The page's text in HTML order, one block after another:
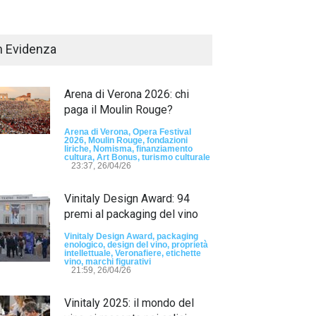
di Fausto Angelo Coppi" il
Internazionale, dedicato a Giovanni
tag - 23:24, 24/07/26
Evidenza
Arena di Verona 2026: chi
paga il Moulin Rouge?
Arena di Verona, Opera Festival
2026, Moulin Rouge, fondazioni
liriche, Nomisma, finanziamento
cultura, Art Bonus, turismo culturale
23:37, 26/04/26
Vinitaly Design Award: 94
premi al packaging del vino
Vinitaly Design Award, packaging
enologico, design del vino, proprietà
intellettuale, Veronafiere, etichette
vino, marchi figurativi
21:59, 26/04/26
Vinitaly 2025: il mondo del